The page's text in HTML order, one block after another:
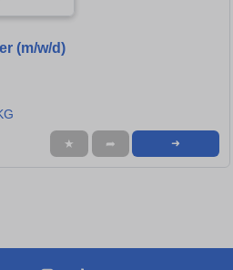
(m/w/d)
★ ➦ ➜